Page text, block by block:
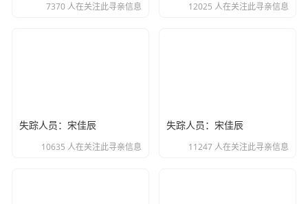
7370 人在关注此寻亲信息 12025 人在关注此寻亲信息
失踪人员：宋佳辰
10635 人在关注此寻亲信息
失踪人员：宋佳辰
11247 人在关注此寻亲信息